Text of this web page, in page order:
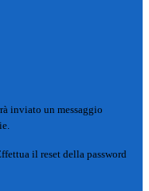
inviato un messaggio
il reset della password